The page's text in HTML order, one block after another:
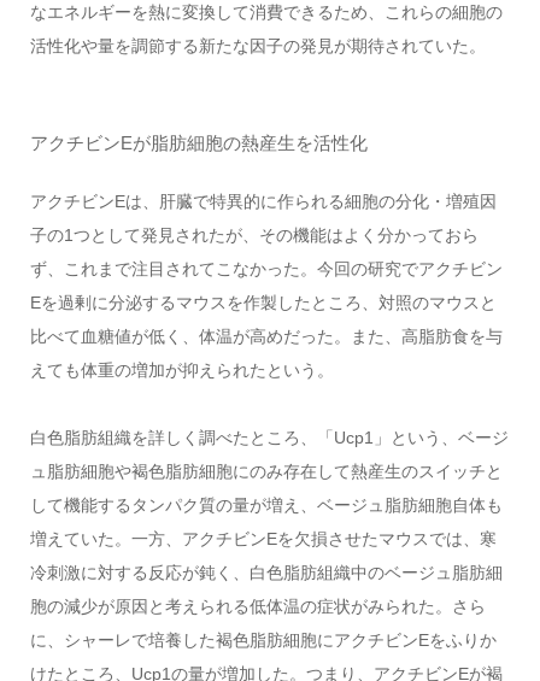
なエネルギーを熱に変換して消費できるため、これらの細胞の
活性化や量を調節する新たな因子の発見が期待されていた。
アクチビンEが脂肪細胞の熱産生を活性化
アクチビンEは、肝臓で特異的に作られる細胞の分化・増殖因
子の1つとして発見されたが、その機能はよく分かっておら
ず、これまで注目されてこなかった。今回の研究でアクチビン
Eを過剰に分泌するマウスを作製したところ、対照のマウスと
比べて血糖値が低く、体温が高めだった。また、高脂肪食を与
えても体重の増加が抑えられたという。
白色脂肪組織を詳しく調べたところ、「Ucp1」という、ベージ
ュ脂肪細胞や褐色脂肪細胞にのみ存在して熱産生のスイッチと
して機能するタンパク質の量が増え、ベージュ脂肪細胞自体も
増えていた。一方、アクチビンEを欠損させたマウスでは、寒
冷刺激に対する反応が鈍く、白色脂肪組織中のベージュ脂肪細
胞の減少が原因と考えられる低体温の症状がみられた。さら
に、シャーレで培養した褐色脂肪細胞にアクチビンEをふりか
けたところ、Ucp1の量が増加した。つまり、アクチビンEが褐